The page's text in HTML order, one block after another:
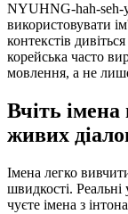
NYUHNG-hah-seh-
використовувати
контекстів дивіться
корейська часто
мовлення, а не
Вчіть
живих
Імена легко
швидкості.
чуєте імена з